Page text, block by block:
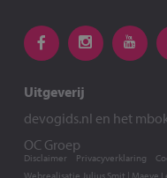
Uitgeverij
devogids.nl en het
OC Groep
Webrealisatie Julius Smit | Maeve
Disclaimer Privacyverklaring